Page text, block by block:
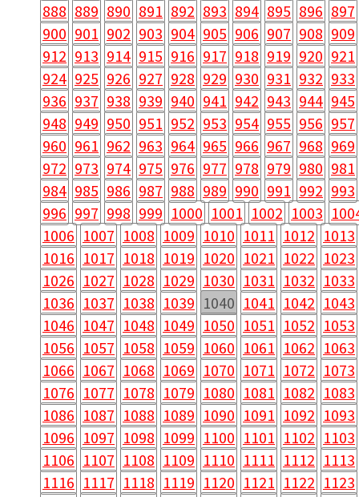
888 889 890 891 892 893 894 895 896 897
900 901 902 903 904 905 906 907 908 909
912 913 914 915 916 917 918 919 920 921
924 925 926 927 928 929 930 931 932 933
936 937 938 939 940 941 942 943 944 945
948 949 950 951 952 953 954 955 956 957
960 961 962 963 964 965 966 967 968 969
972 973 974 975 976 977 978 979 980 981
984 985 986 987 988 989 990 991 992 993
996 997 998 999 1000 1001 1002 1003
1006 1007 1008 1009 1010 1011 1012 1013
1016 1017 1018 1019 1020 1021 1022 1023
1026 1027 1028 1029 1030 1031 1032 1033
1036 1037 1038 1039 1040 1041 1042 1043
1046 1047 1048 1049 1050 1051 1052 1053
1056 1057 1058 1059 1060 1061 1062 1063
1066 1067 1068 1069 1070 1071 1072 1073
1076 1077 1078 1079 1080 1081 1082 1083
1086 1087 1088 1089 1090 1091 1092 1093
1096 1097 1098 1099 1100 1101 1102 1103
1106 1107 1108 1109 1110 1111 1112 1113
1116 1117 1118 1119 1120 1121 1122 1123